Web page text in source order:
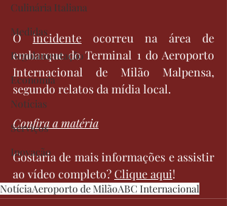
Culinária Italiana
Medidas
Regulamentação
Economia
Notícias
Serviços
Inovação
O incidente ocorreu na área de
embarque do Terminal 1 do Aeroporto
Internacional de Milão Malpensa,
segundo relatos da mídia local.
Confira a matéria
Gostaria de mais informações e assistir
ao vídeo completo? Clique aqui!
NotíciaAeroporto de MilãoABC Internacional